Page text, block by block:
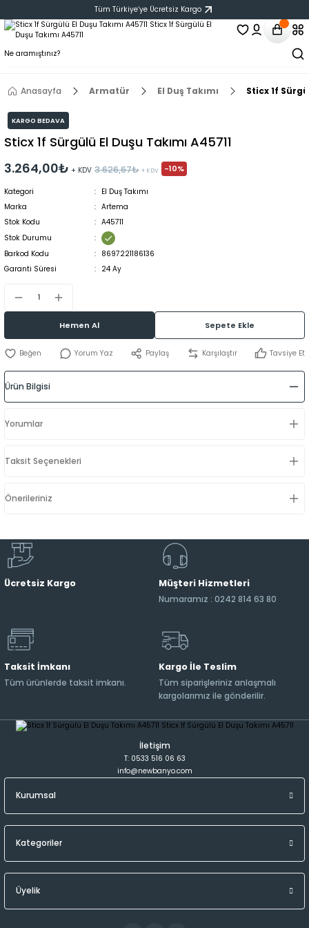
Tüm Türkiye‘ye Ücretsiz Kargo
Anasayfa Armatür El Duş Takımı Sticx 1f
KARGO BEDAVA
Sticx 1f Sürgülü El Duşu Takımı A45711
3.264,00₺ + KDV 3.626,67₺ + KDV -10%
Kategori
El Duş Takımı
Marka
Artema
Stok Kodu
A45711
Stok Durumu
Barkod Kodu
8697221186136
Garanti Süresi
24 Ay
Hemen Al Sepete Ekle
Yorum Yaz Paylaş Karşılaştır Tavsiye Et
Ürün Bilgisi
Yorumlar
Taksit Seçenekleri
Önerileriniz
Ücretsiz Kargo Müşteri Hizmetleri
Numaramız : 0242 814 63 80
Taksit İmkanı
Tüm ürünlerde taksit imkanı.
Kargo İle Teslim
Tüm siparişleriniz anlaşmalı
kargolarımız ile gönderilir.
İletişim
T: 0533 516 06 63
info@newbanyo.com
Kurumsal
Kategoriler
Üyelik